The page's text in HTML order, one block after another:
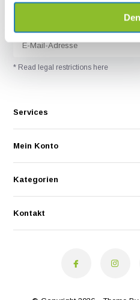
* Read legal restrictions here
Services
Mein Konto
Kategorien
Kontakt